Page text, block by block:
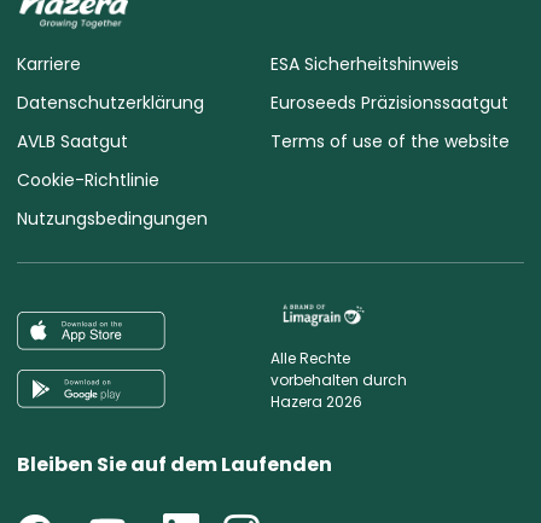
Karriere
Datenschutzerklärung
AVLB Saatgut
Cookie-Richtlinie
Nutzungsbedingungen
ESA Sicherheitshinweis
Euroseeds Präzisionssaatgut
Terms of use of the website
Alle Rechte
vorbehalten durch
Hazera 2026
Bleiben Sie auf dem Laufenden